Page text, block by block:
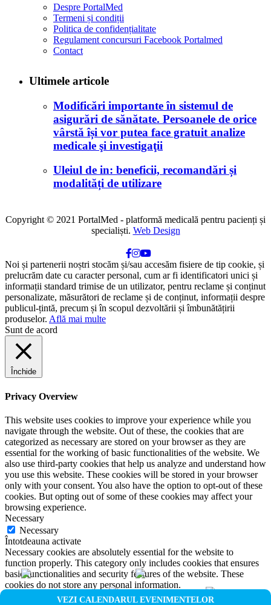
VEZI CALENDARUL EVENIMENTELOR
Despre PortalMed
Termeni și condiții
Politica de confidențialitate
Regulament concursuri Facebook Portalmed
Contact
Ultimele articole
Modificări importante în sistemul de
asigurări de sănătate. Persoanele de orice
vârstă își vor putea face gratuit analize
medicale şi investigaţii
Uleiul de in: beneficii, recomandări și
modalități de utilizare
Copyright © 2021 PortalMed - platformă medicală pentru pacienți și
specialiști. Web Design
Noi și partenerii noștri stocăm și/sau accesăm fisiere de tip cookie, și
prelucrăm date cu caracter personal, cum ar fi identificatori unici și
informații standard trimise de un utilizator, pentru reclame și conținut
personalizate, măsurători de reclame și de conținut, informații despre
publicul-țintă, precum și în scopul dezvoltării și îmbunătățirii
produselor. Află mai multe
Sunt de acord
Închide
Privacy Overview
This website uses cookies to improve your experience while you
navigate through the website. Out of these, the cookies that are
categorized as necessary are stored on your browser as they are
essential for the working of basic functionalities of the website. We
also use third-party cookies that help us analyze and understand how
you use this website. These cookies will be stored in your browser
only with your consent. You also have the option to opt-out of these
cookies. But opting out of some of these cookies may affect your
browsing experience.
Necessary
Necessary
Întotdeauna activate
Necessary cookies are absolutely essential for the website to
function properly. This category only includes cookies that ensures
basic functionalities and security features of the website. These
cookies do not store any personal information.
Non-necessary